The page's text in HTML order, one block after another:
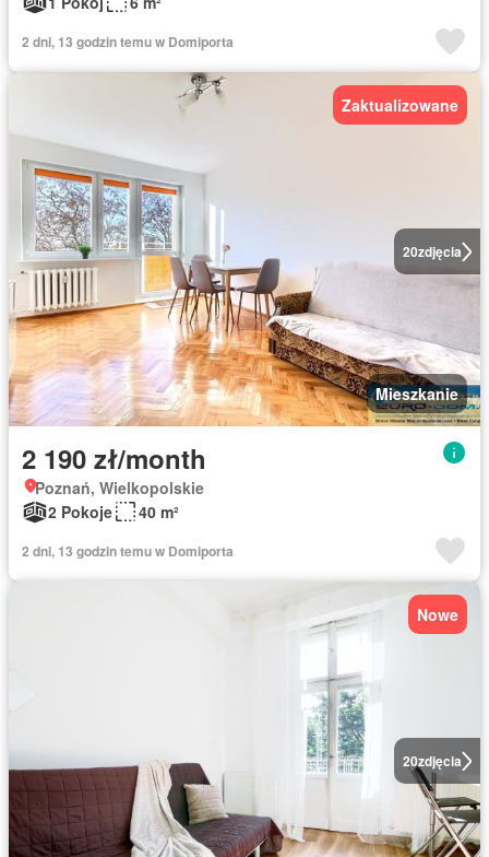
2 dni, 13 godzin temu w Domiporta
20zdjęcia
Zaktualizowane
Mieszkanie
2 190 zł/month
Poznań, Wielkopolskie
2 Pokoje
40 m²
2 dni, 13 godzin temu w Domiporta
20zdjęcia
Nowe